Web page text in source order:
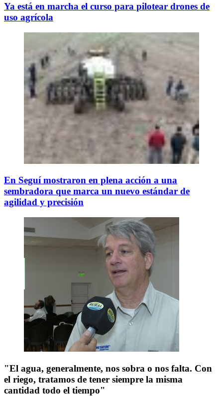
Ya está en marcha el curso para pilotear drones de
uso agrícola
En Seguí mostraron en plena acción a una
sembradora que marca un nuevo estándar de
agilidad y precisión
"El agua, generalmente, nos sobra o nos falta. Con
el riego, tratamos de tener siempre la misma
cantidad todo el tiempo"